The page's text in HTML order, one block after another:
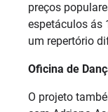
preços
espetáculos ás
um repertório
Oficina de
O projeto